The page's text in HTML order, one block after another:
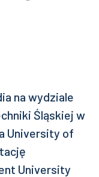
na wydziale
Śląskiej w
University of
University